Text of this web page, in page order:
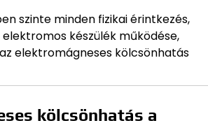
szinte minden fizikai érintkezés,
készülék működése,
elektromágneses kölcsönhatás
kölcsönhatás a